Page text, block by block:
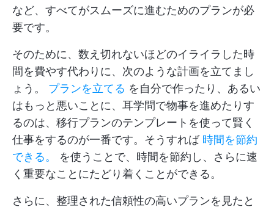
など、すべてがスムーズに進むためのプランが必
要です。
そのために、数え切れないほどのイライラした時
間を費やす代わりに、次のような計画を立てまし
ょう。 プランを立てる を自分で作ったり、あるい
はもっと悪いことに、耳学問で物事を進めたりす
るのは、移行プランのテンプレートを使って賢く
仕事をするのが一番です。そうすれば 時間を節約
できる。
を使うことで、時間を節約し、さらに速
く重要なことにたどり着くことができる。
さらに、整理された信頼性の高いプランを見たと